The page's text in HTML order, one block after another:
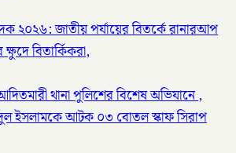
২০২৬: জাতীয় পর্যায়ের বিতর্কে রানারআপ
বিতার্কিকরা,
থানা পুলিশের বিশেষ অভিযানে ,
ইসলামকে আটক ০৩ বোতল স্কাফ সিরাপ